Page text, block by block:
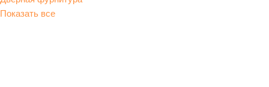
Показать все